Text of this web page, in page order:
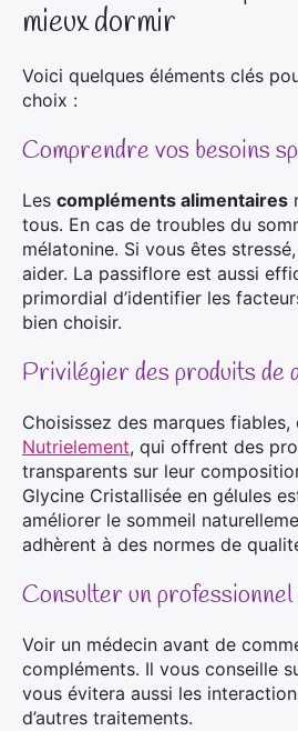
mieux dormir
Voici quelques éléments clés
choix :
Comprendre vos besoins
Les compléments alimentaires
tous. En cas de troubles du
mélatonine. Si vous êtes
aider. La passiflore est aussi
primordial d’identifier les
bien choisir.
Privilégier des produits de
Choisissez des marques fiables,
Nutrielement, qui offrent des
transparents sur leur
Glycine Cristallisée en gélules
améliorer le sommeil
adhèrent à des normes de
Consulter un professionnel
Voir un médecin avant de
compléments. Il vous conseille
vous évitera aussi les
d’autres traitements.